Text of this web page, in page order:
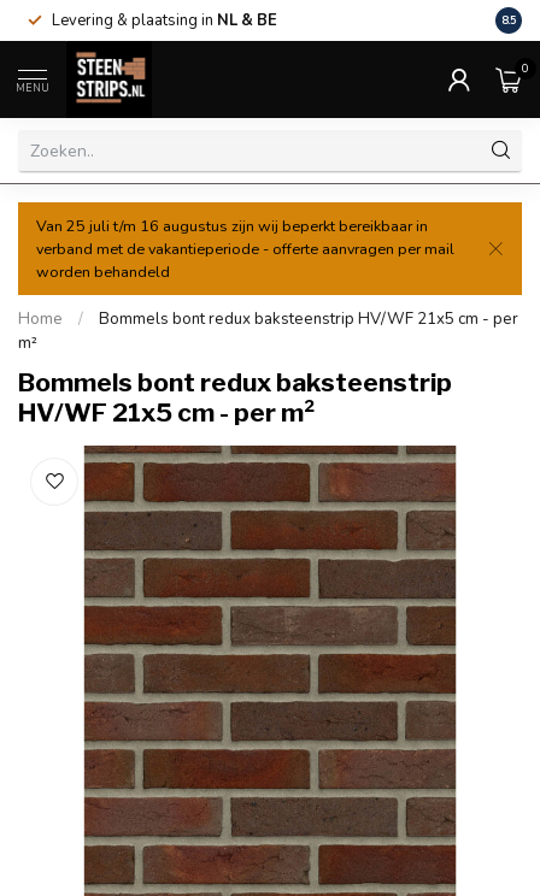
Levering & plaatsing in NL & BE Al
8.5
MENU
0
Van 25 juli t/m 16 augustus zijn wij beperkt bereikbaar in
verband met de vakantieperiode - offerte aanvragen per mail
worden behandeld
Home /
Bommels bont redux baksteenstrip HV/WF 21x5 cm - per
m²
Bommels bont redux baksteenstrip
HV/WF 21x5 cm - per m²